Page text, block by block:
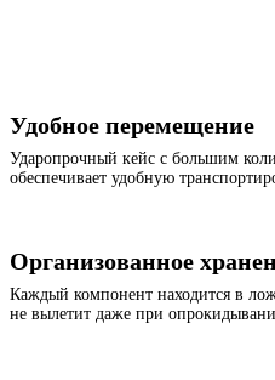
Удобное перемещение
Ударопрочный кейс с большим
обеспечивает удобную
Организованное
Каждый компонент находится в
не вылетит даже при